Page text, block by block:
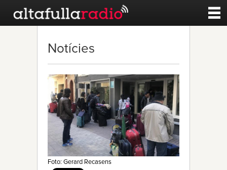
Esports
Noticies
Qui Som
Notícies
Foto: Gerard Recasens